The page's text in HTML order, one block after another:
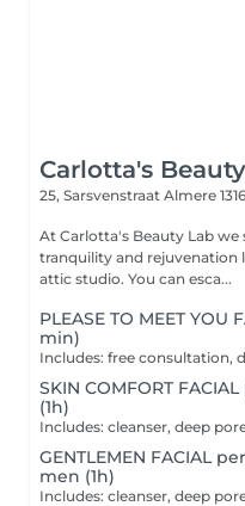
Carlotta's
25, Sarsvenstraat Almere
At Carlotta's Beauty Lab
tranquility and rejuvenation
attic studio. You can esca...
PLEASE TO MEET
min)
SKIN COMFORT
(1h)
GENTLEMEN FACIAL
men (1h)